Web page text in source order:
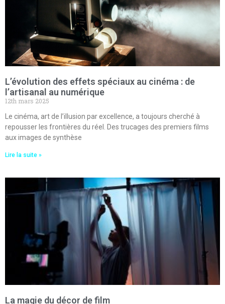
L’évolution des effets spéciaux au cinéma : de
l’artisanal au numérique
12th mars 2025
Le cinéma, art de l’illusion par excellence, a toujours cherché à
repousser les frontières du réel. Des trucages des premiers films
aux images de synthèse
Lire la suite »
La magie du décor de film